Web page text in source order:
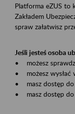
Platforma eZUS to
Zakładem
spraw załatwisz
Jeśli jesteś osoba
• możesz
• możesz wysłać
• masz dostęp do
• masz dostęp do